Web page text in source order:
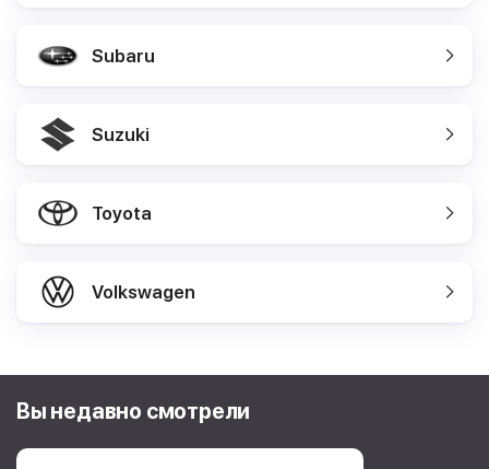
Subaru
Suzuki
Toyota
Volkswagen
Вы недавно смотрели